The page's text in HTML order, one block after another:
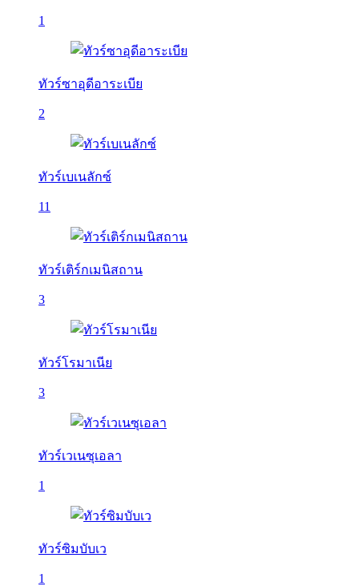
1
ทัวร์ซาอุดีอาระเบีย
2
ทัวร์เบเนลักซ์
11
ทัวร์เติร์กเมนิสถาน
3
ทัวร์โรมาเนีย
3
ทัวร์เวเนซุเอลา
1
ทัวร์ซิมบับเว
1